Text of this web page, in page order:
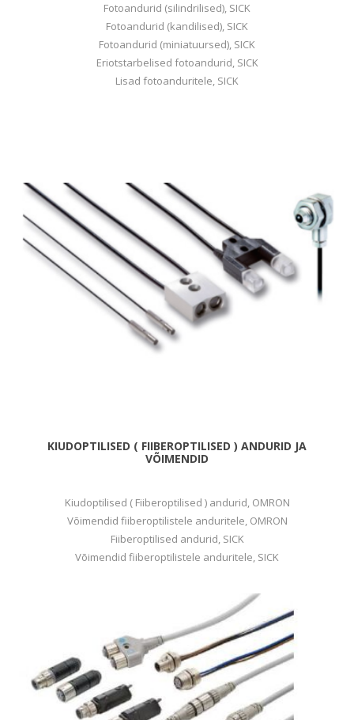
Fotoandurid (silindrilised), SICK
Fotoandurid (kandilised), SICK
Fotoandurid (miniatuursed), SICK
Eriotstarbelised fotoandurid, SICK
Lisad fotoanduritele, SICK
KIUDOPTILISED ( FIIBEROPTILISED ) ANDURID JA
VÕIMENDID
Kiudoptilised ( Fiiberoptilised ) andurid, OMRON
Võimendid fiiberoptilistele anduritele, OMRON
Fiiberoptilised andurid, SICK
Võimendid fiiberoptilistele anduritele, SICK